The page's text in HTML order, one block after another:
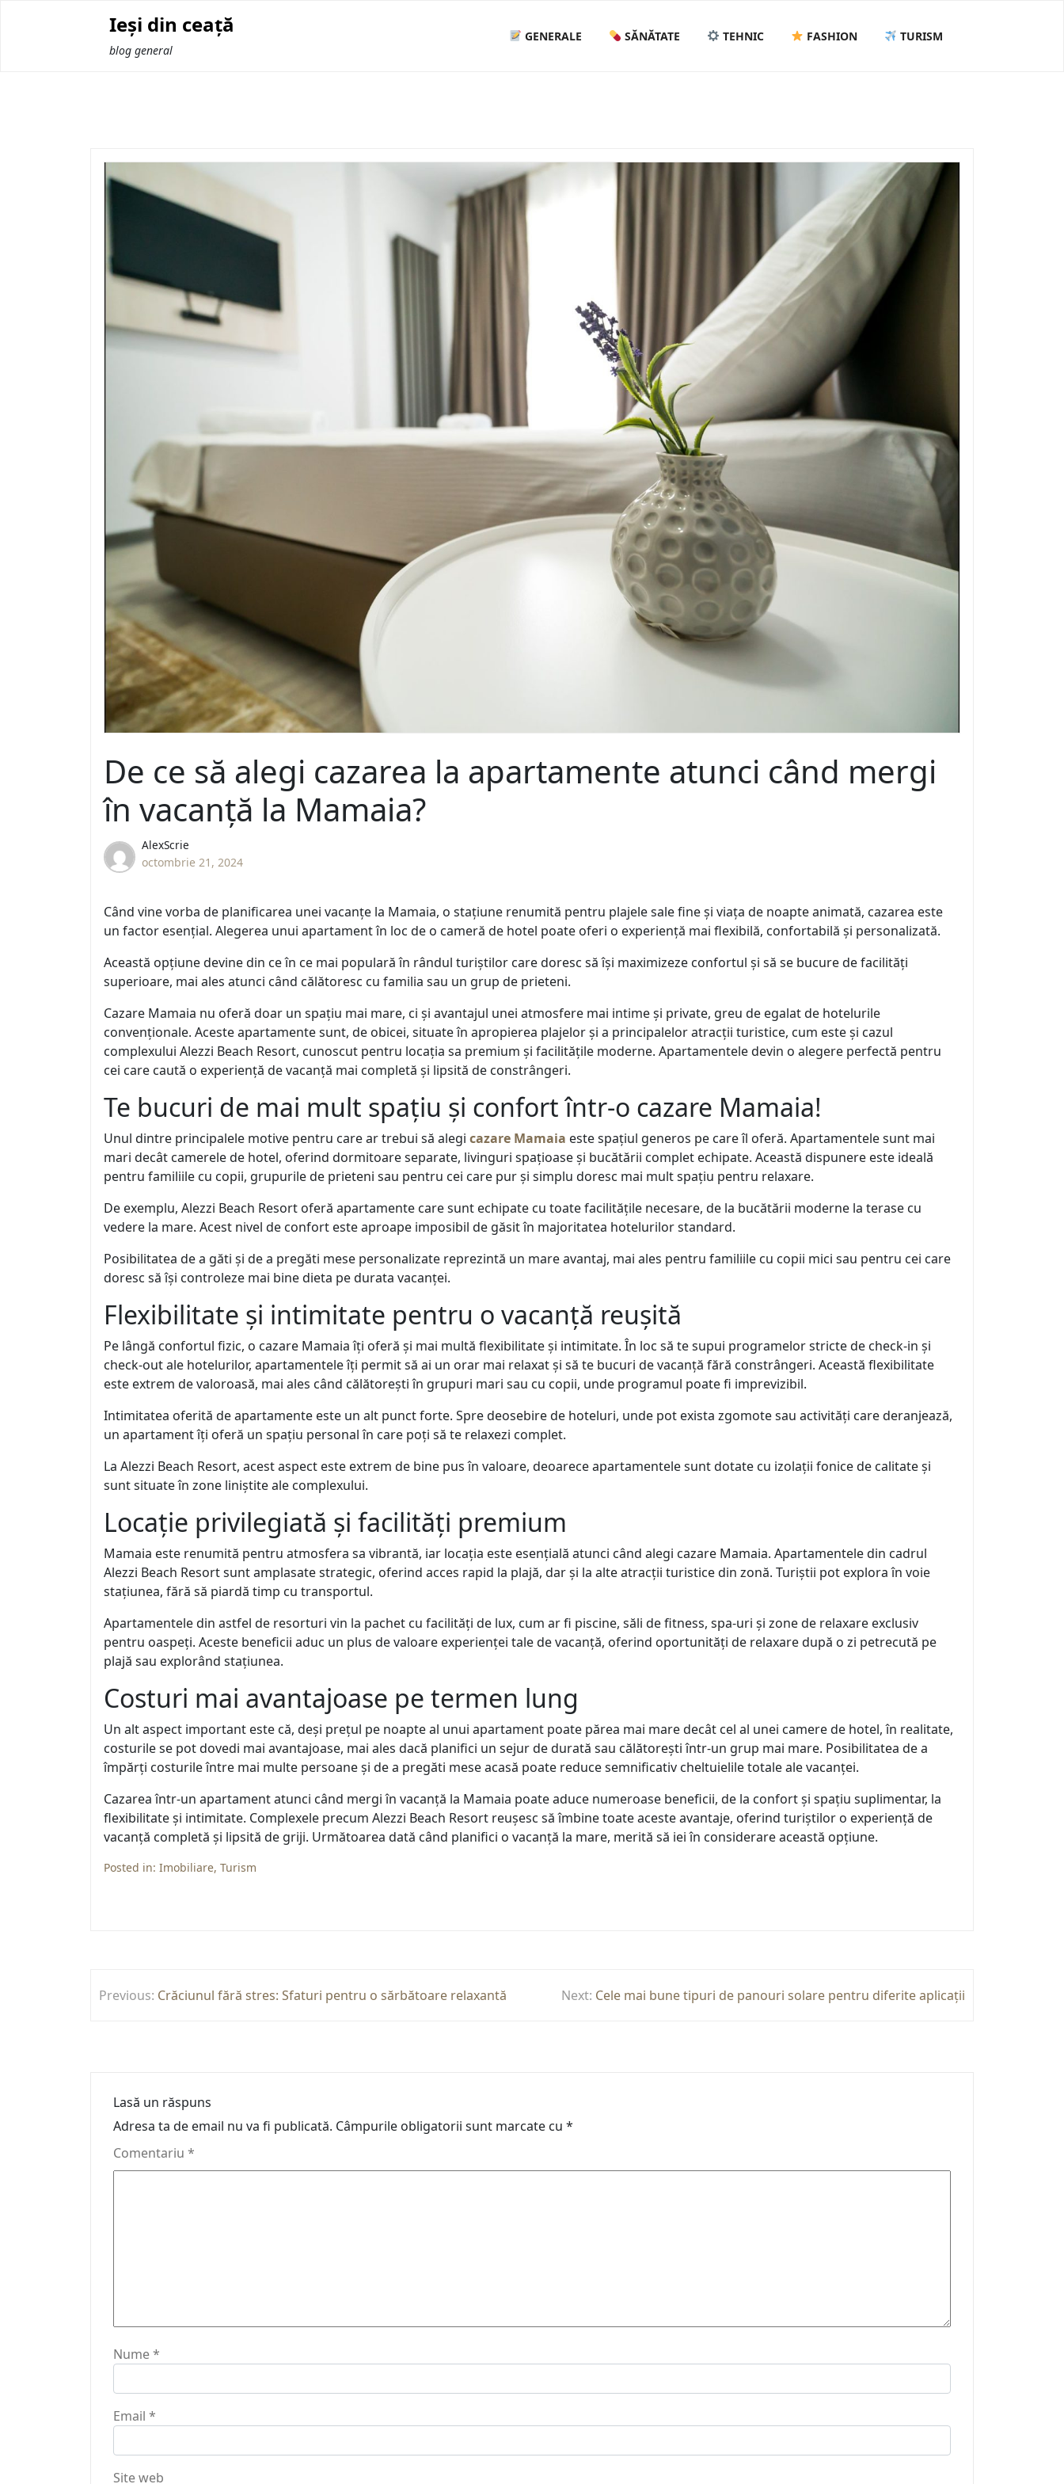
Ieși din ceață
blog general
GENERALE SĂNĂTATE TEHNIC FASHION TURISM
De ce să alegi cazarea la apartamente atunci când mergi
în vacanță la Mamaia?
AlexScrie
octombrie 21, 2024
Când vine vorba de planificarea unei vacanțe la Mamaia, o stațiune renumită pentru plajele sale fine și viața de noapte animată, cazarea este
un factor esențial. Alegerea unui apartament în loc de o cameră de hotel poate oferi o experiență mai flexibilă, confortabilă și personalizată.
Această opțiune devine din ce în ce mai populară în rândul turiștilor care doresc să își maximizeze confortul și să se bucure de facilități
superioare, mai ales atunci când călătoresc cu familia sau un grup de prieteni.
Cazare Mamaia nu oferă doar un spațiu mai mare, ci și avantajul unei atmosfere mai intime și private, greu de egalat de hotelurile
convenționale. Aceste apartamente sunt, de obicei, situate în apropierea plajelor și a principalelor atracții turistice, cum este și cazul
complexului Alezzi Beach Resort, cunoscut pentru locația sa premium și facilitățile moderne. Apartamentele devin o alegere perfectă pentru
cei care caută o experiență de vacanță mai completă și lipsită de constrângeri.
Te bucuri de mai mult spațiu și confort într-o cazare Mamaia!
Unul dintre principalele motive pentru care ar trebui să alegi cazare Mamaia este spațiul generos pe care îl oferă. Apartamentele sunt mai
mari decât camerele de hotel, oferind dormitoare separate, livinguri spațioase și bucătării complet echipate. Această dispunere este ideală
pentru familiile cu copii, grupurile de prieteni sau pentru cei care pur și simplu doresc mai mult spațiu pentru relaxare.
De exemplu, Alezzi Beach Resort oferă apartamente care sunt echipate cu toate facilitățile necesare, de la bucătării moderne la terase cu
vedere la mare. Acest nivel de confort este aproape imposibil de găsit în majoritatea hotelurilor standard.
Posibilitatea de a găti și de a pregăti mese personalizate reprezintă un mare avantaj, mai ales pentru familiile cu copii mici sau pentru cei care
doresc să își controleze mai bine dieta pe durata vacanței.
Flexibilitate și intimitate pentru o vacanță reușită
Pe lângă confortul fizic, o cazare Mamaia îți oferă și mai multă flexibilitate și intimitate. În loc să te supui programelor stricte de check-in și
check-out ale hotelurilor, apartamentele îți permit să ai un orar mai relaxat și să te bucuri de vacanță fără constrângeri. Această flexibilitate
este extrem de valoroasă, mai ales când călătorești în grupuri mari sau cu copii, unde programul poate fi imprevizibil.
Intimitatea oferită de apartamente este un alt punct forte. Spre deosebire de hoteluri, unde pot exista zgomote sau activități care deranjează,
un apartament îți oferă un spațiu personal în care poți să te relaxezi complet.
La Alezzi Beach Resort, acest aspect este extrem de bine pus în valoare, deoarece apartamentele sunt dotate cu izolații fonice de calitate și
sunt situate în zone liniștite ale complexului.
Locație privilegiată și facilități premium
Mamaia este renumită pentru atmosfera sa vibrantă, iar locația este esențială atunci când alegi cazare Mamaia. Apartamentele din cadrul
Alezzi Beach Resort sunt amplasate strategic, oferind acces rapid la plajă, dar și la alte atracții turistice din zonă. Turiștii pot explora în voie
stațiunea, fără să piardă timp cu transportul.
Apartamentele din astfel de resorturi vin la pachet cu facilități de lux, cum ar fi piscine, săli de fitness, spa-uri și zone de relaxare exclusiv
pentru oaspeți. Aceste beneficii aduc un plus de valoare experienței tale de vacanță, oferind oportunități de relaxare după o zi petrecută pe
plajă sau explorând stațiunea.
Costuri mai avantajoase pe termen lung
Un alt aspect important este că, deși prețul pe noapte al unui apartament poate părea mai mare decât cel al unei camere de hotel, în realitate,
costurile se pot dovedi mai avantajoase, mai ales dacă planifici un sejur de durată sau călătorești într-un grup mai mare. Posibilitatea de a
împărți costurile între mai multe persoane și de a pregăti mese acasă poate reduce semnificativ cheltuielile totale ale vacanței.
Cazarea într-un apartament atunci când mergi în vacanță la Mamaia poate aduce numeroase beneficii, de la confort și spațiu suplimentar, la
flexibilitate și intimitate. Complexele precum Alezzi Beach Resort reușesc să îmbine toate aceste avantaje, oferind turiștilor o experiență de
vacanță completă și lipsită de griji. Următoarea dată când planifici o vacanță la mare, merită să iei în considerare această opțiune.
Posted in: Imobiliare, Turism
Navigare
Previous: Crăciunul fără stres: Sfaturi pentru o sărbătoare relaxantă Next: Cele mai bune tipuri de panouri solare pentru diferite aplicații
Lasă un răspuns
Adresa ta de email nu va fi publicată. Câmpurile obligatorii sunt marcate cu *
Comentariu *
Nume*
Email *
Site web